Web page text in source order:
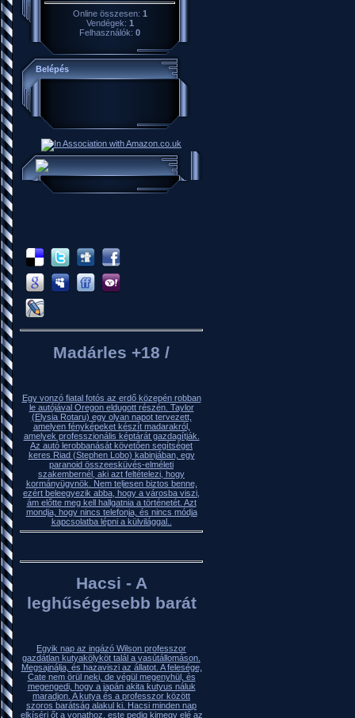
Online összesen: 1
Vendégek: 1
Felhasználók: 0
Belépés
Madárles +18 /
Egy vonzó fiatal fotós az erdő közepén robban
le autójával Oregon eldugott részén. Taylor
(Elysia Rotaru) egy olyan napot tervezett,
amelyen fényképeket készít madarakról,
amelyek professzionális képtárát gazdagítják.
Az autó lerobbanását követően segítséget
keres Riad (Stephen Lobo) kabinjában, egy
paranoid összeesküvés-elméleti
szakembernél, aki azt feltételezi, hogy
kormányügynök. Nem teljesen biztos benne,
ezért beleegyezik abba, hogy a városba viszi,
ám előtte meg kell hallgatnia a történetét. Azt
mondja, hogy nincs telefonja, és nincs módja
kapcsolatba lépni a külvilággal..
Hacsi - A
leghűségesebb barát
Egyik nap az ingázó Wilson professzor
gazdátlan kutyakölyköt talál a vasútállomáson.
Megsajnálja, és hazaviszi az állatot. A felesége,
Cate nem örül neki, de végül megenyhül, és
megengedi, hogy a japán akita kutyus náluk
maradjon. A kutya és a professzor között
szoros barátság alakul ki. Hacsi minden nap
elkíséri őt a vonathoz, este pedig kimegy elé az